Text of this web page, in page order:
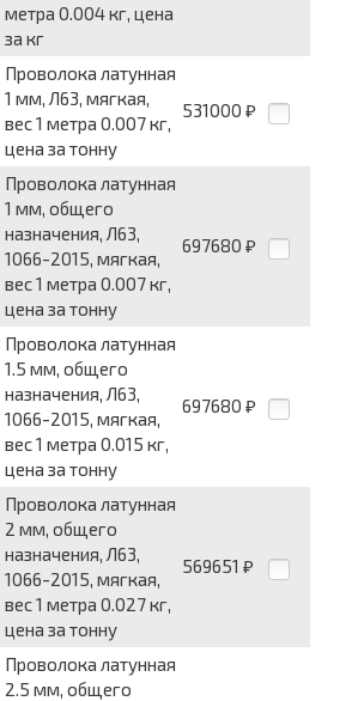
метра 0.004 кг, цена
за кг
Проволока латунная
1 мм, Л63, мягкая,
вес 1 метра 0.007 кг,
цена за тонну
531000 ₽
Проволока латунная
1 мм, общего
назначения, Л63,
1066-2015, мягкая,
вес 1 метра 0.007 кг,
цена за тонну
697680 ₽
Проволока латунная
1.5 мм, общего
назначения, Л63,
1066-2015, мягкая,
вес 1 метра 0.015 кг,
цена за тонну
697680 ₽
Проволока латунная
2 мм, общего
назначения, Л63,
1066-2015, мягкая,
вес 1 метра 0.027 кг,
цена за тонну
569651 ₽
Проволока латунная
2.5 мм, общего